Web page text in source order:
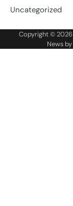
Uncategorized
Copyright © 2026
News by